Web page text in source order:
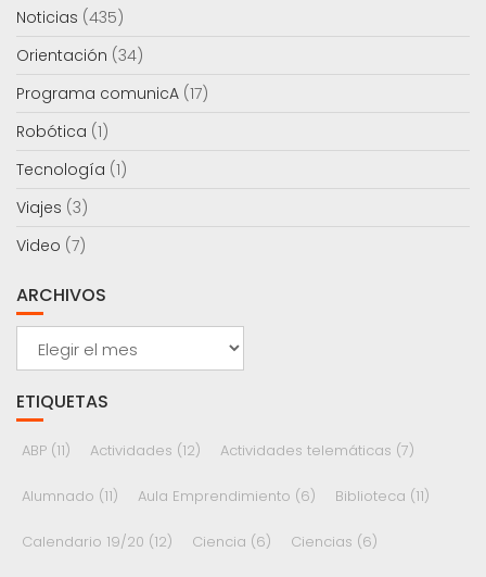
Noticias (435)
Orientación (34)
Programa comunicA (17)
Robótica (1)
Tecnología (1)
Viajes (3)
Video (7)
ARCHIVOS
ETIQUETAS
ABP (11) Actividades (12) Actividades telemáticas (7)
Alumnado (11) Aula Emprendimiento (6) Biblioteca (11)
Calendario 19/20 (12) Ciencia (6) Ciencias (6)